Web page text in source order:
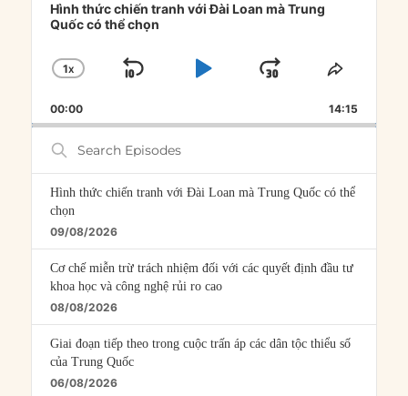
Player
Hình thức chiến tranh với Đài Loan mà Trung
Quốc có thể chọn
CHANGE
RATE
1X
SKIP
PLAYJUMP
FORWARD
SHARE
00:00 14:15
Search
Episodes
Hình thức chiến tranh với Đài Loan mà Trung Quốc có thể
chọn
09/08/2026
Cơ chế miễn trừ trách nhiệm đối với các quyết định đầu tư
khoa học và công nghệ rủi ro cao
08/08/2026
Giai đoạn tiếp theo trong cuộc trấn áp các dân tộc thiểu số
của Trung Quốc
06/08/2026